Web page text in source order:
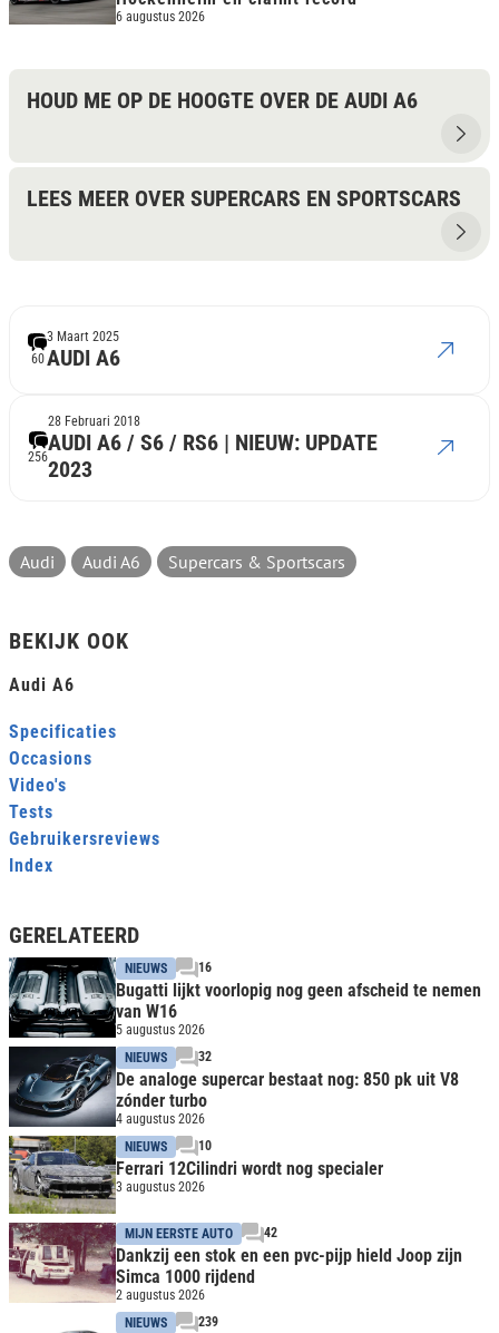
6 augustus 2026
HOUD ME OP DE HOOGTE OVER DE AUDI A6
LEES MEER OVER SUPERCARS EN SPORTSCARS
60AUDI A6
3 Maart 2025
256
AUDI A6 / S6 / RS6 | NIEUW: UPDATE
2023
28 Februari 2018
Audi Audi A6 Supercars & Sportscars
BEKIJK OOK
Audi A6
Specificaties
Occasions
Video's
Tests
Gebruikersreviews
Index
GERELATEERD
NIEUWS 16
Bugatti lijkt voorlopig nog geen afscheid te nemen
van W16
5 augustus 2026
NIEUWS
32
De analoge supercar bestaat nog: 850 pk uit V8
zónder turbo
4 augustus 2026
NIEUWS
10
Ferrari 12Cilindri wordt nog specialer
3 augustus 2026
MIJN EERSTE AUTO 42
Dankzij een stok en een pvc-pijp hield Joop zijn
Simca 1000 rijdend
2 augustus 2026
NIEUWS
239